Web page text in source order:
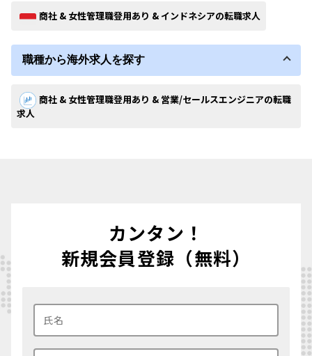
商社 & 女性管理職登用あり & インドネシアの転職求人
職種から海外求人を探す
商社 & 女性管理職登用あり & 営業/セールスエンジニアの転職
求人
カンタン！
新規会員登録（無料）